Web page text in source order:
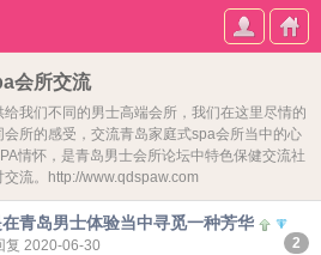
会所交流
我们不同的男士高端会所，我们在这里尽情的
会所的感受，交流青岛家庭式spa会所当中的心
情怀，是青岛男士会所论坛中特色保健交流社
交流。http://www.qdspaw.com
2
青岛男士体验当中寻觅一种芳华
复 2020-06-30